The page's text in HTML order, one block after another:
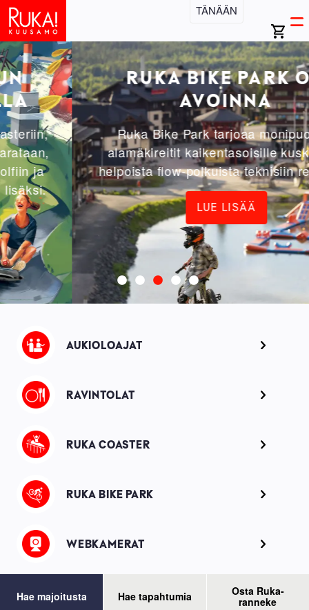
Hyppää
pääsisältöön
TÄNÄÄN
search
bar
RUKA BIKE PARK ON
AVOINNA
Ruka Bike Park tarjoaa monipuoliset
alamäkireitit kaikentasoisille kuskeille –
helpoista flow-polkuista teknisiin reitteihin.
LUE LISÄÄ
Image
AUKIOLOAJAT
Image
RAVINTOLAT
Image
RUKA COASTER
Image
RUKA BIKE PARK
Image
WEBKAMERAT
Hae majoitusta Hae tapahtumia
Osta Ruka-
ranneke